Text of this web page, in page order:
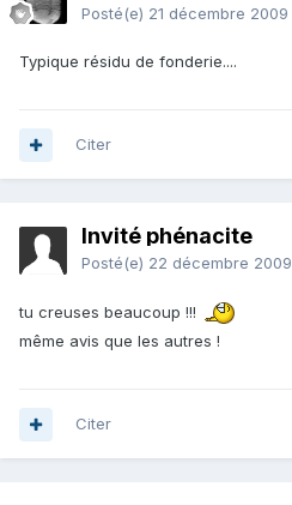
Posté(e) 21 décembre 2009
Typique résidu de fonderie....
Citer
Invité phénacite
Posté(e) 22 décembre 2009
tu creuses beaucoup !!!
même avis que les autres !
Citer